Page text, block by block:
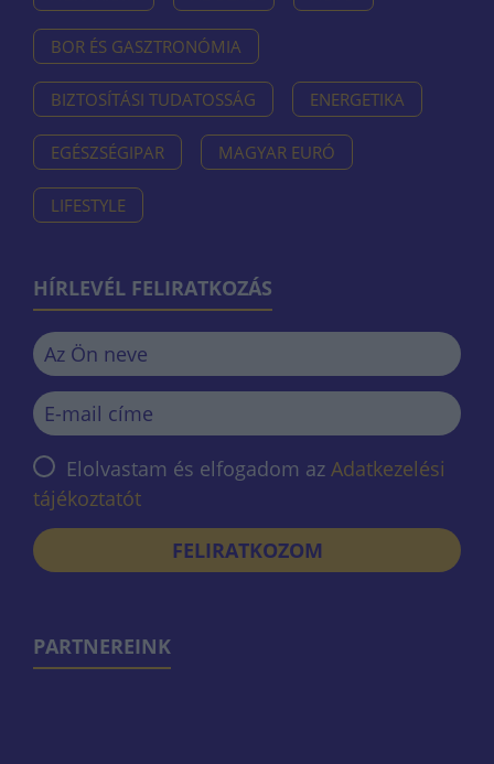
BOR ÉS GASZTRONÓMIA
BIZTOSÍTÁSI TUDATOSSÁG ENERGETIKA
EGÉSZSÉGIPAR MAGYAR EURÓ
LIFESTYLE
HÍRLEVÉL FELIRATKOZÁS
Elolvastam és elfogadom az Adatkezelési
tájékoztatót
FELIRATKOZOM
PARTNEREINK